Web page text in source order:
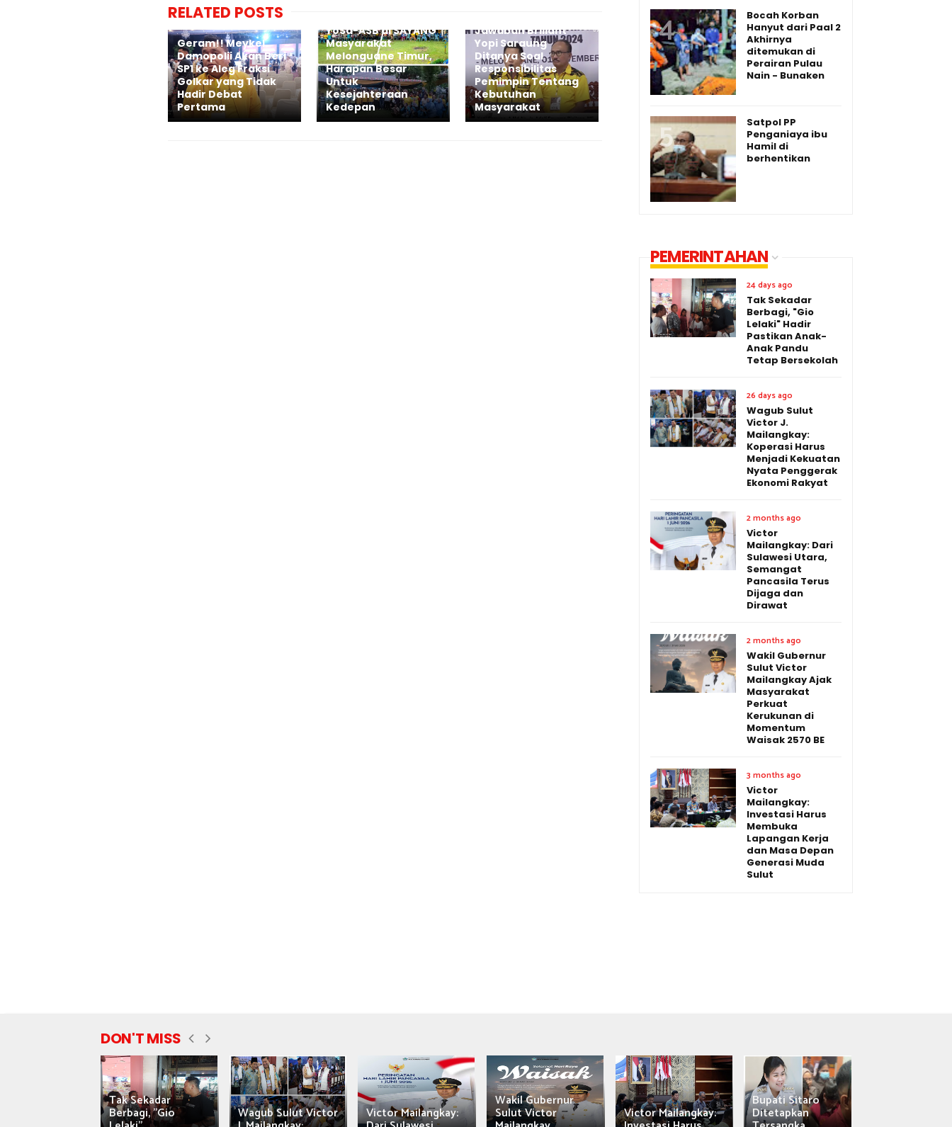
RELATED POSTS
Geram!! Meykel
Damopolii Akan Beri
SP1 ke Aleg Fraksi
Golkar yang Tidak
Hadir Debat
Pertama
YoSa-ASB di SAYANG
Masyarakat
Melonguane Timur,
Harapan Besar
Untuk
Kesejahteraan
Kedepan
Jawaban Briliant
Yopi Saraung
Ditanya Soal
Responsibilitas
Pemimpin Tentang
Kebutuhan
Masyarakat
Bocah Korban
Hanyut dari Paal 2
Akhirnya
ditemukan di
Perairan Pulau
Nain - Bunaken
Satpol PP
Penganiaya ibu
Hamil di
berhentikan
PEMERINTAHAN
24 days ago
Tak Sekadar
Berbagi, "Gio
Lelaki" Hadir
Pastikan Anak-
Anak Pandu
Tetap Bersekolah
26 days ago
Wagub Sulut
Victor J.
Mailangkay:
Koperasi Harus
Menjadi Kekuatan
Nyata Penggerak
Ekonomi Rakyat
2 months ago
Victor
Mailangkay: Dari
Sulawesi Utara,
Semangat
Pancasila Terus
Dijaga dan
Dirawat
2 months ago
Wakil Gubernur
Sulut Victor
Mailangkay Ajak
Masyarakat
Perkuat
Kerukunan di
Momentum
Waisak 2570 BE
3 months ago
Victor
Mailangkay:
Investasi Harus
Membuka
Lapangan Kerja
dan Masa Depan
Generasi Muda
Sulut
DON'T MISS
Tak Sekadar
Berbagi, "Gio Wagub Sulut Victor Victor Mailangkay:
Wakil Gubernur
Sulut Victor Victor Mailangkay:
Bupati Sitaro
Ditetapkan